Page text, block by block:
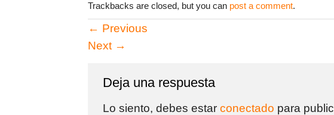
Trackbacks are closed, but you can post a comment.
← Previous
Next →
Deja una respuesta
Lo siento, debes estar conectado para